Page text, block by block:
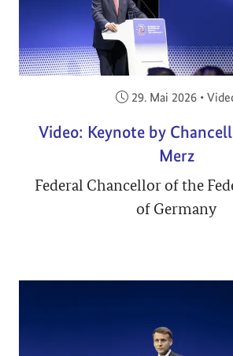
Veröffentlicht am:
29. Mai 2026 •
Video: Keynote by
Merz
Federal Chancellor of the
of Germany